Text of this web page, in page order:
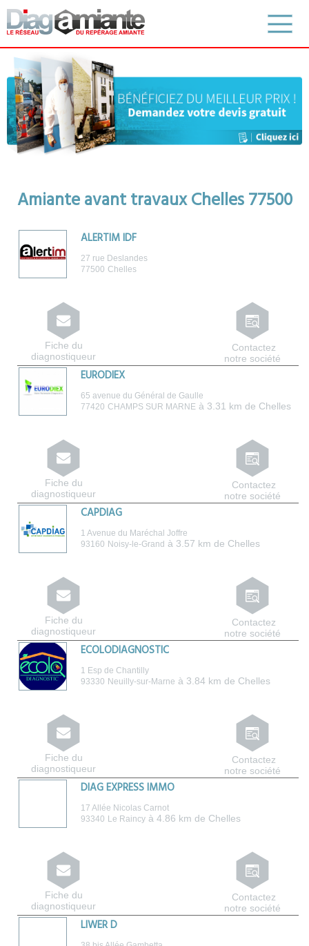
Amiante avant travaux Chelles 77500
ALERTIM IDF
27 rue Deslandes
77500 Chelles
Contactez
notre société
Fiche du
diagnostiqueur
EURODIEX
65 avenue du Général de Gaulle
77420 CHAMPS SUR MARNE à 3.31 km de Chelles
Contactez
notre société
Fiche du
diagnostiqueur
CAPDIAG
1 Avenue du Maréchal Joffre
93160 Noisy-le-Grand à 3.57 km de Chelles
Contactez
notre société
Fiche du
diagnostiqueur
ECOLODIAGNOSTIC
1 Esp de Chantilly
93330 Neuilly-sur-Marne à 3.84 km de Chelles
Contactez
notre société
Fiche du
diagnostiqueur
DIAG EXPRESS IMMO
17 Allée Nicolas Carnot
93340 Le Raincy à 4.86 km de Chelles
Contactez
notre société
Fiche du
diagnostiqueur
LIWER D